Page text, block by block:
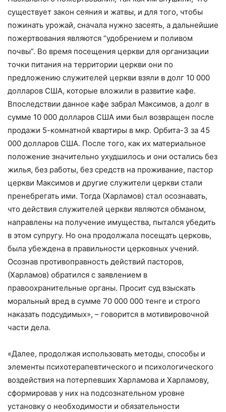
существует закон сеяния и жатвы, и для того, чтобы
пожинать урожай, сначала нужно засеять, а дальнейшие
пожертвования являются “удобрением и поливом
почвы”. Во время посещения церкви для организации
точки питания на территории церкви они по
предложению служителей церкви взяли в долг 10 000
долларов США, которые вложили в развитие кафе.
Впоследствии данное кафе забрал Максимов, а долг в
сумме 10 000 долларов США ими был возвращен после
продажи 5-комнатной квартиры в мкр. Орбита-3 за 45
000 долларов США. После того, как их материальное
положение значительно ухудшилось и они остались без
жилья, без работы, без средств на проживание, пастор
церкви Максимов и другие служители церкви стали
пренебрегать ими. Тогда (Харламов) стал осознавать,
что действия служителей церкви являются обманом,
направлены на получение имущества, пытался убедить
в этом супругу. Но она продолжала посещать церковь,
была убеждена в правильности церковных учений.
Осознав противоправность действий пасторов,
(Харламов) обратился с заявлением в
правоохранительные органы. Просит суд взыскать
моральный вред в сумме 70 000 000 тенге и строго
наказать подсудимых», – говорится в мотивировочной
части дела.
«Далее, продолжая использовать методы, способы и
элементы психотерапевтического и психологического
воздействия на потерпевших Харламова и Харламову,
сформировав у них на подсознательном уровне
установку о необходимости и обязательности